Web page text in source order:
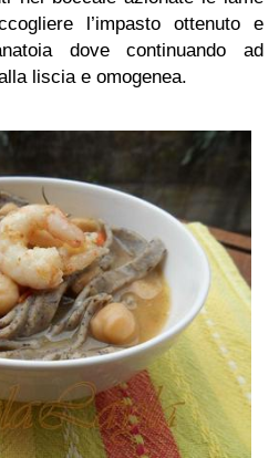
l’impasto ottenuto e
dove continuando ad
liscia e omogenea.